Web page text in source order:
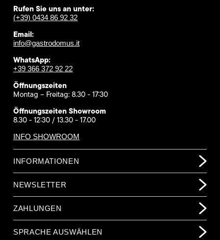
Rufen Sie uns an unter:
(+39) 0434 86 92 32
Email:
info@gastrodomus.it
WhatsApp:
+39 366 372 92 22
Öffnungszeiten
Montag – Freitag: 8.30 - 17:30
Öffnungszeiten Showroom
8.30 - 12:30 / 13.30 - 17.00
INFO SHOWROOM
INFORMATIONEN
NEWSLETTER
ZAHLUNGEN
SPRACHE AUSWÄHLEN